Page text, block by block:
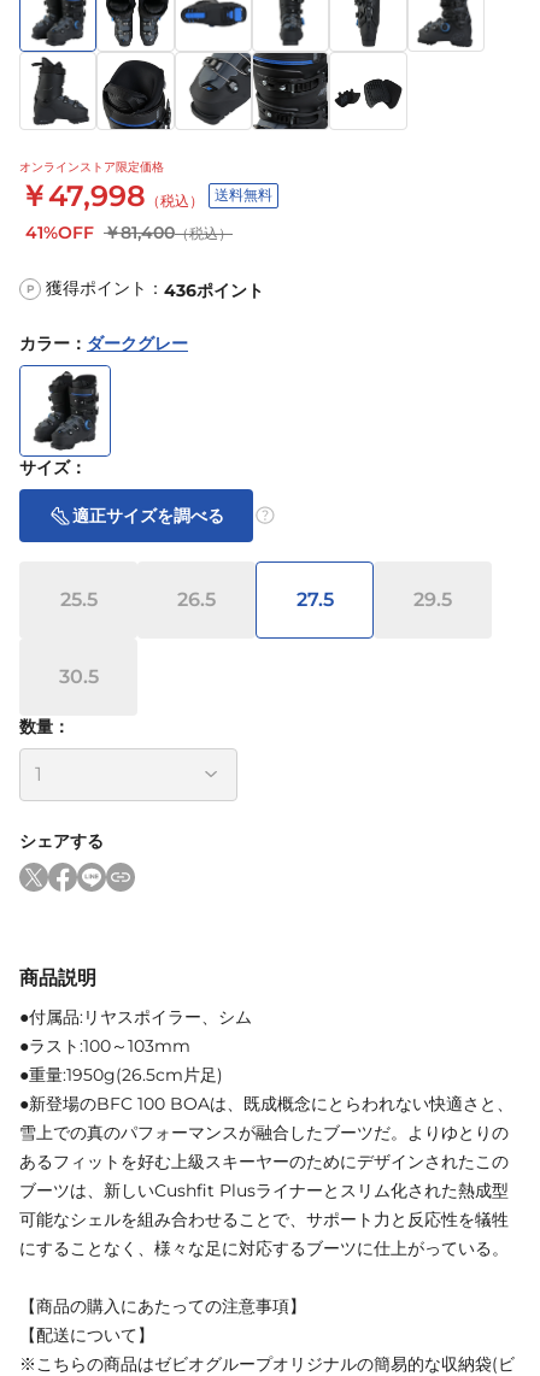
オンラインストア限定価格
￥47,998 （税込） 送料無料
41%OFF ￥81,400（税込）
P 獲得ポイント： 436ポイント
カラー ： ダークグレー
サイズ：
適正サイズを調べる
25.5 26.5 27.5 29.5
30.5
数量：
シェアする
商品説明
●付属品:リヤスポイラー、シム
●ラスト:100～103mm
●重量:1950g(26.5cm片足)
●新登場のBFC 100 BOAは、既成概念にとらわれない快適さと、
雪上での真のパフォーマンスが融合したブーツだ。よりゆとりの
あるフィットを好む上級スキーヤーのためにデザインされたこの
ブーツは、新しいCushfit Plusライナーとスリム化された熱成型
可能なシェルを組み合わせることで、サポート力と反応性を犠牲
にすることなく、様々な足に対応するブーツに仕上がっている。
【商品の購入にあたっての注意事項】
【配送について】
※こちらの商品はゼビオグループオリジナルの簡易的な収納袋(ビ